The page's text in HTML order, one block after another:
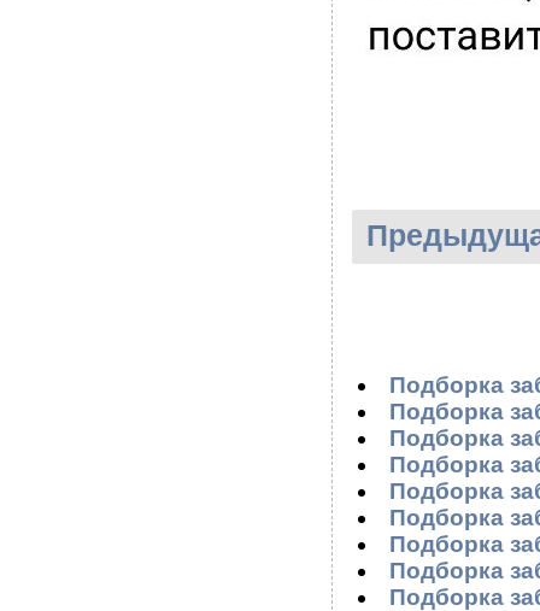
Подборка
Подборка
Подборка
Подборка
Подборка
Подборка
Подборка
Подборка
Подборка